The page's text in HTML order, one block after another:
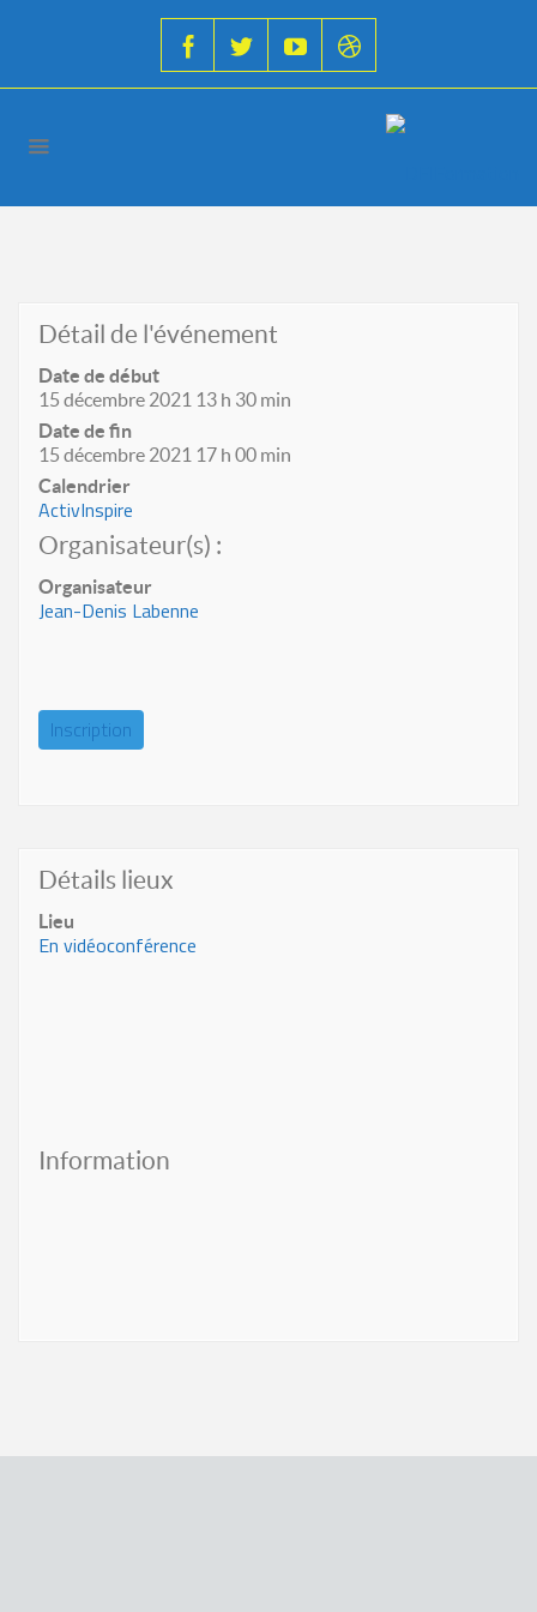
Détail de l'événement
Date de début
15 décembre 2021 13 h 30 min
Date de fin
15 décembre 2021 17 h 00 min
Calendrier
ActivInspire
Organisateur(s) :
Organisateur
Jean-Denis Labenne
Inscription
Détails lieux
Lieu
En vidéoconférence
Information